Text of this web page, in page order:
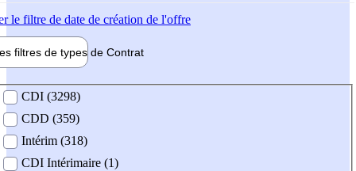
le filtre de date de création de l'offre
filtres de types de Contrat
contrat
CDI (3298)
CDD (359)
Intérim (318)
CDI Intérimaire (1)